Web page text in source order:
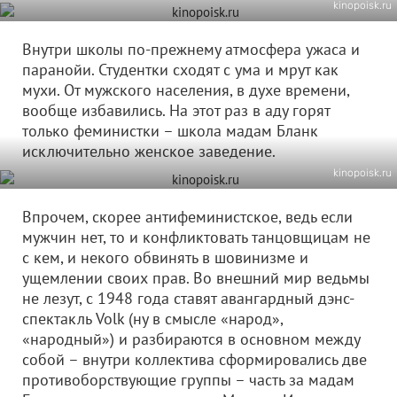
kinopoisk.ru
Внутри школы по-прежнему атмосфера ужаса и
паранойи. Студентки сходят с ума и мрут как
мухи. От мужского населения, в духе времени,
вообще избавились. На этот раз в аду горят
только феминистки – школа мадам Бланк
исключительно женское заведение.
kinopoisk.ru
Впрочем, скорее антифеминистское, ведь если
мужчин нет, то и конфликтовать танцовщицам не
с кем, и некого обвинять в шовинизме и
ущемлении своих прав. Во внешний мир ведьмы
не лезут, с 1948 года ставят авангардный дэнс-
спектакль Volk (ну в смысле «народ»,
«народный») и разбираются в основном между
собой – внутри коллектива сформировались две
противоборствующие группы – часть за мадам